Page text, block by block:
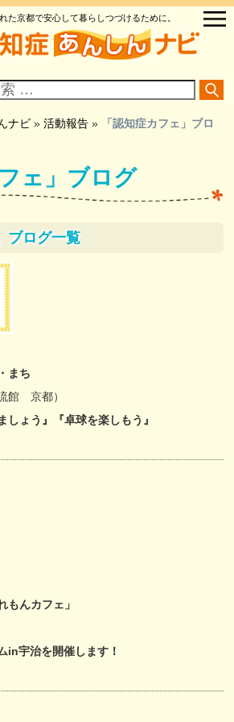
た京都で安心して暮らしつづけるために。
ナビ »活動報告 »
「認知症カフェ」ブロ
ェ」ブログ
ブログ一覧
まち
館 京都）
しょう』『卓球を楽しもう』
もんカフェ」
in宇治を開催します！